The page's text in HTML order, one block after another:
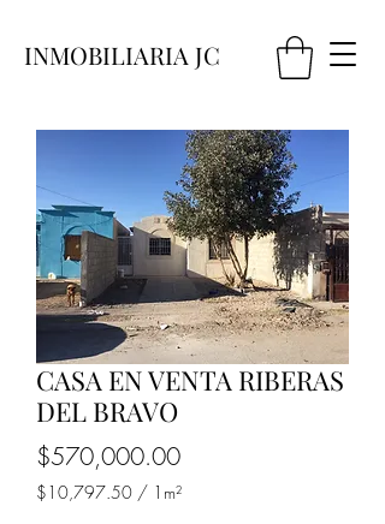
INMOBILIARIA JC
CASA EN VENTA RIBERAS
DEL BRAVO
$570,000.00Precio
$10,797.50 / 1m²